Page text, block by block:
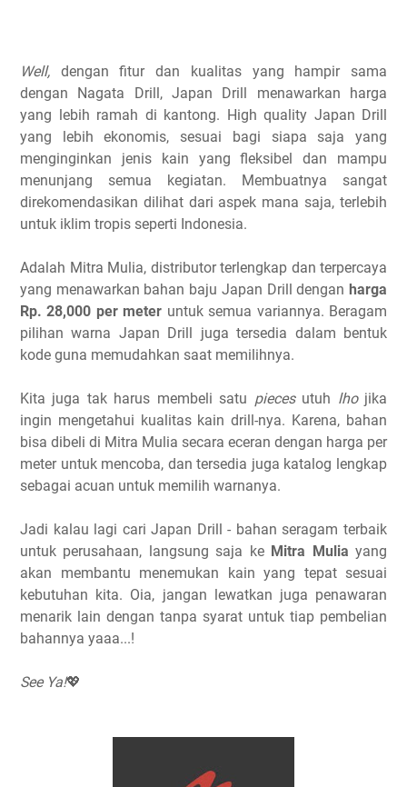
Well, dengan fitur dan kualitas yang hampir sama
dengan Nagata Drill, Japan Drill menawarkan harga
yang lebih ramah di kantong. High quality Japan Drill
yang lebih ekonomis, sesuai bagi siapa saja yang
menginginkan jenis kain yang fleksibel dan mampu
menunjang semua kegiatan. Membuatnya sangat
direkomendasikan dilihat dari aspek mana saja, terlebih
untuk iklim tropis seperti Indonesia.
Adalah Mitra Mulia, distributor terlengkap dan terpercaya
yang menawarkan bahan baju Japan Drill dengan harga
Rp. 28,000 per meter untuk semua variannya. Beragam
pilihan warna Japan Drill juga tersedia dalam bentuk
kode guna memudahkan saat memilihnya.
Kita juga tak harus membeli satu piecesutuh lhojika
ingin mengetahui kualitas kain drill-nya. Karena, bahan
bisa dibeli di Mitra Mulia secara eceran dengan harga per
meter untuk mencoba, dan tersedia juga katalog lengkap
sebagai acuan untuk memilih warnanya.
Jadi kalau lagi cari Japan Drill - bahan seragam terbaik
untuk perusahaan, langsung saja keMitra Muliayang
akan membantu menemukan kain yang tepat sesuai
kebutuhan kita. Oia, jangan lewatkan juga penawaran
menarik lain dengan tanpa syarat untuk tiap pembelian
bahannya yaaa...!
See Ya!💖